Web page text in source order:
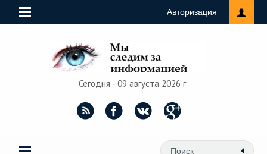
Авторизация
Сегодня - 09 августа 2026 г